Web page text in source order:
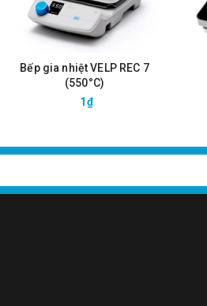
Bếp gia nhiệt VELP REC 7
(550°C)
1₫